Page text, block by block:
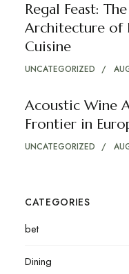
Regal Feast:
Architecture of
Cuisine
UNCATEGORIZED
Acoustic Wine
Frontier in
UNCATEGORIZED
CATEGORIES
bet
Dining